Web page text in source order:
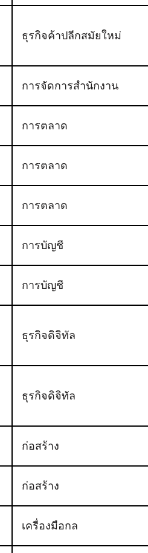
ธุรกิจค้าปลีกสมัยใหม่
การจัดการสำนักงาน
การตลาด
การตลาด
การตลาด
การบัญชี
การบัญชี
ธุรกิจดิจิทัล
ธุรกิจดิจิทัล
ก่อสร้าง
ก่อสร้าง
เครื่องมือกล